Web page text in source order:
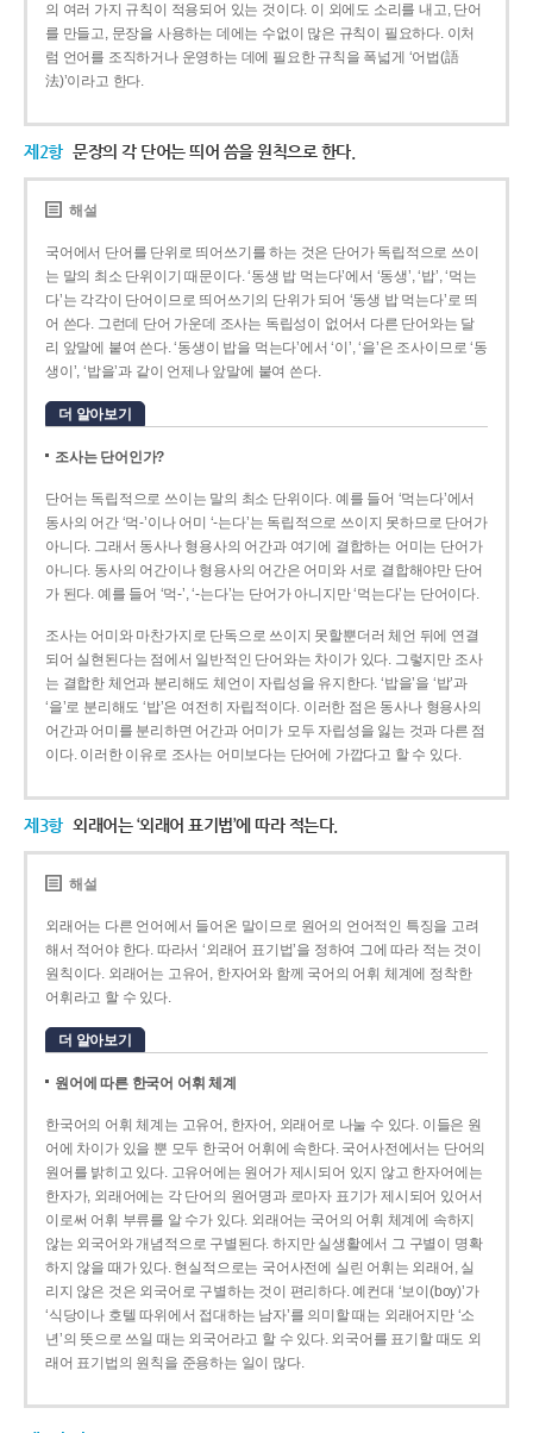
의 여러 가지 규칙이 적용되어 있는 것이다. 이 외에도 소리를 내고, 단어
를 만들고, 문장을 사용하는 데에는 수없이 많은 규칙이 필요하다. 이처
럼 언어를 조직하거나 운영하는 데에 필요한 규칙을 폭넓게 ‘어법(語
法)’이라고 한다.
제2항 문장의 각 단어는 띄어 씀을 원칙으로 한다.
해설
국어에서 단어를 단위로 띄어쓰기를 하는 것은 단어가 독립적으로 쓰이
는 말의 최소 단위이기 때문이다. ‘동생 밥 먹는다’에서 ‘동생’, ‘밥’, ‘먹는
다’는 각각이 단어이므로 띄어쓰기의 단위가 되어 ‘동생 밥 먹는다’로 띄
어 쓴다. 그런데 단어 가운데 조사는 독립성이 없어서 다른 단어와는 달
리 앞말에 붙여 쓴다. ‘동생이 밥을 먹는다’에서 ‘이’, ‘을’은 조사이므로 ‘동
생이’, ‘밥을’과 같이 언제나 앞말에 붙여 쓴다.
더 알아보기
조사는 단어인가?
단어는 독립적으로 쓰이는 말의 최소 단위이다. 예를 들어 ‘먹는다’에서
동사의 어간 ‘먹-­’이나 어미 ‘­-는다’는 독립적으로 쓰이지 못하므로 단어가
아니다. 그래서 동사나 형용사의 어간과 여기에 결합하는 어미는 단어가
아니다. 동사의 어간이나 형용사의 어간은 어미와 서로 결합해야만 단어
가 된다. 예를 들어 ‘먹-’, ‘-는다’는 단어가 아니지만 ‘먹는다’는 단어이다.
조사는 어미와 마찬가지로 단독으로 쓰이지 못할뿐더러 체언 뒤에 연결
되어 실현된다는 점에서 일반적인 단어와는 차이가 있다. 그렇지만 조사
는 결합한 체언과 분리해도 체언이 자립성을 유지한다. ‘밥을’을 ‘밥’과
‘을’로 분리해도 ‘밥’은 여전히 자립적이다. 이러한 점은 동사나 형용사의
어간과 어미를 분리하면 어간과 어미가 모두 자립성을 잃는 것과 다른 점
이다. 이러한 이유로 조사는 어미보다는 단어에 가깝다고 할 수 있다.
제3항 외래어는 ‘외래어 표기법’에 따라 적는다.
해설
외래어는 다른 언어에서 들어온 말이므로 원어의 언어적인 특징을 고려
해서 적어야 한다. 따라서 ‘외래어 표기법’을 정하여 그에 따라 적는 것이
원칙이다. 외래어는 고유어, 한자어와 함께 국어의 어휘 체계에 정착한
어휘라고 할 수 있다.
더 알아보기
원어에 따른 한국어 어휘 체계
한국어의 어휘 체계는 고유어, 한자어, 외래어로 나눌 수 있다. 이들은 원
어에 차이가 있을 뿐 모두 한국어 어휘에 속한다. 국어사전에서는 단어의
원어를 밝히고 있다. 고유어에는 원어가 제시되어 있지 않고 한자어에는
한자가, 외래어에는 각 단어의 원어명과 로마자 표기가 제시되어 있어서
이로써 어휘 부류를 알 수가 있다. 외래어는 국어의 어휘 체계에 속하지
않는 외국어와 개념적으로 구별된다. 하지만 실생활에서 그 구별이 명확
하지 않을 때가 있다. 현실적으로는 국어사전에 실린 어휘는 외래어, 실
리지 않은 것은 외국어로 구별하는 것이 편리하다. 예컨대 ‘보이(boy)’가
‘식당이나 호텔 따위에서 접대하는 남자’를 의미할 때는 외래어지만 ‘소
년’의 뜻으로 쓰일 때는 외국어라고 할 수 있다. 외국어를 표기할 때도 외
래어 표기법의 원칙을 준용하는 일이 많다.